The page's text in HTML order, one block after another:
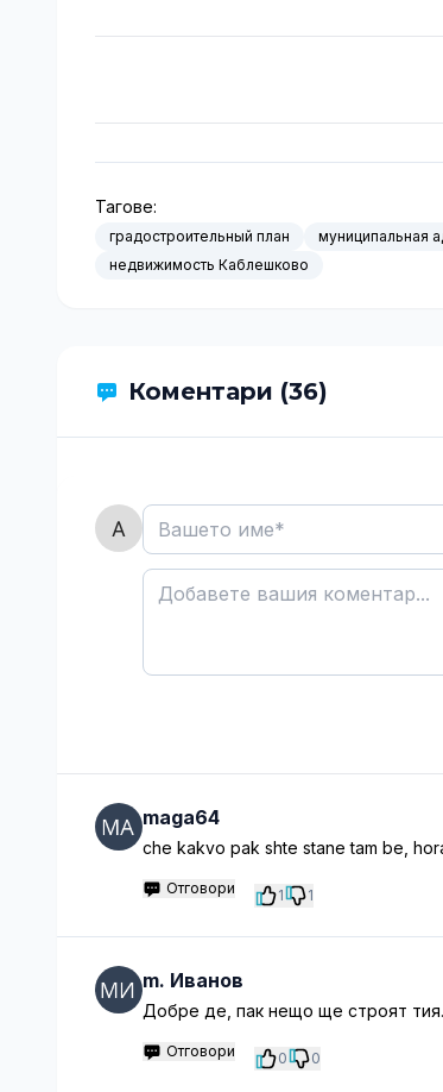
Тагове:
градостроительный план муниципальная
недвижимость Каблешково
Коментари (36)
maga64
che kakvo pak shte stane tam be,
Отговори 1 1
m. Иванов
Добре де, пак нещо ще строят
Отговори 0 0